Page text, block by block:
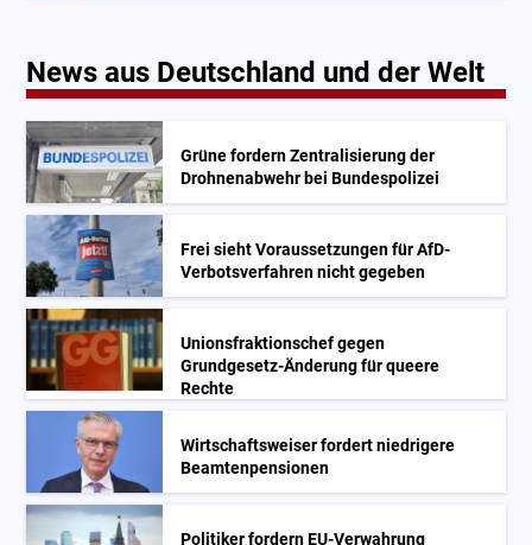
News aus Deutschland und der Welt
Grüne fordern Zentralisierung der
Drohnenabwehr bei Bundespolizei
Frei sieht Voraussetzungen für AfD-
Verbotsverfahren nicht gegeben
Unionsfraktionschef gegen
Grundgesetz-Änderung für queere
Rechte
Wirtschaftsweiser fordert niedrigere
Beamtenpensionen
Politiker fordern EU-Verwahrung